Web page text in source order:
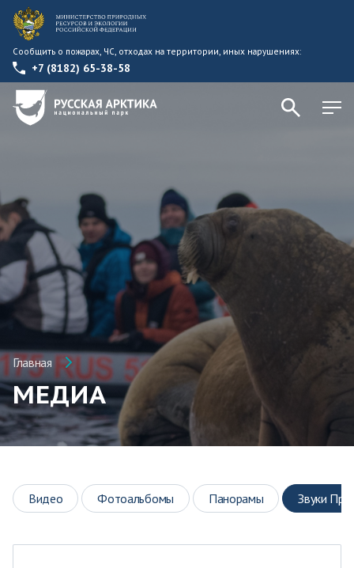
Сообщить о пожарах, ЧС, отходах на территории, иных нарушениях:
+7 (8182) 65-38-58
Главная
МЕДИА
Видео Фотоальбомы Панорамы Звуки